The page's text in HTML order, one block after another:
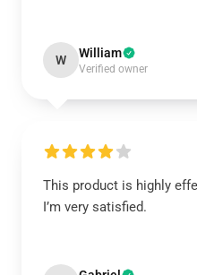
W William
Verified owner
This product is highly
I’m very satisfied.